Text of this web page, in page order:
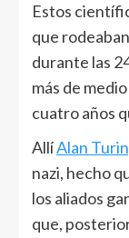
Estos
que
durante las
más de
cuatro años
AllíAlan
nazi, hecho
los aliados
que,